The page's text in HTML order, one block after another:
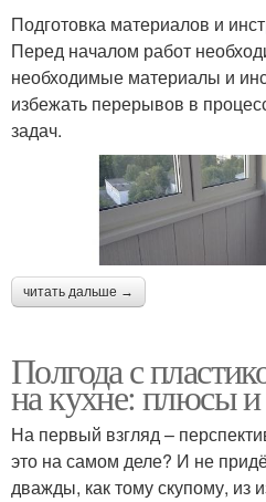
Подготовка материалов и
Перед началом работ
необходимые материалы и
избежать перерывов в
задач.
читать дальше →
Полгода с
на кухне: плюсы
На первый взгляд –
это на самом деле? И не
дважды, как тому скупому, из